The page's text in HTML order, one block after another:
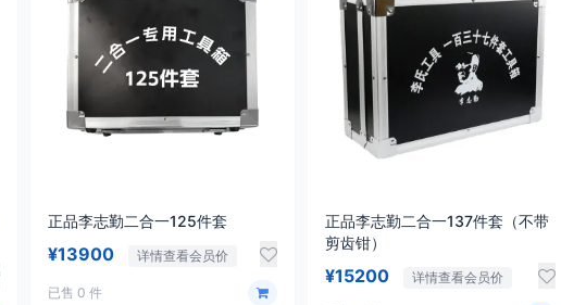
正品李志勤二合一125件套
¥13900 详情查看会员价
已售 0 件
正品李志勤二合一137件套（不带
剪齿钳）
¥15200 详情查看会员价